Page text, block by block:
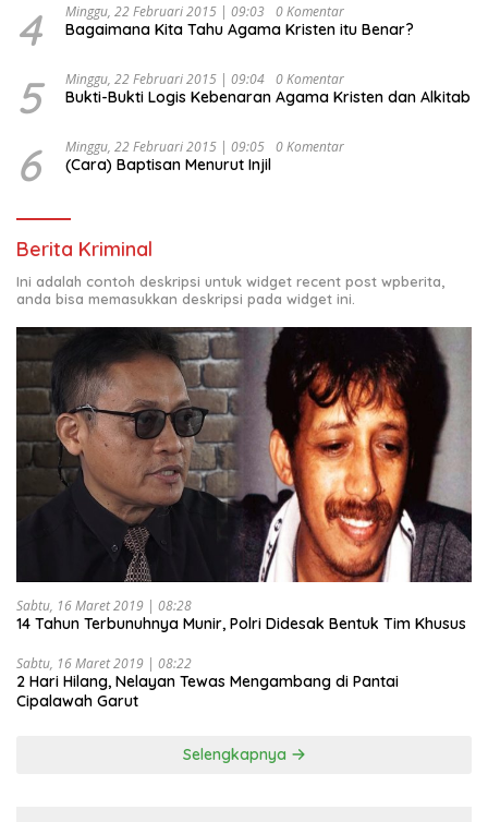
4 Minggu, 22 Februari 2015 | 09:03 0 Komentar
Bagaimana Kita Tahu Agama Kristen itu Benar?
5 Minggu, 22 Februari 2015 | 09:04 0 Komentar
Bukti-Bukti Logis Kebenaran Agama Kristen dan Alkitab
6 Minggu, 22 Februari 2015 | 09:05 0 Komentar
(Cara) Baptisan Menurut Injil
Berita Kriminal
Ini adalah contoh deskripsi untuk widget recent post wpberita,
anda bisa memasukkan deskripsi pada widget ini.
Sabtu, 16 Maret 2019 | 08:28
14 Tahun Terbunuhnya Munir, Polri Didesak Bentuk Tim Khusus
Sabtu, 16 Maret 2019 | 08:22
2 Hari Hilang, Nelayan Tewas Mengambang di Pantai
Cipalawah Garut
Selengkapnya